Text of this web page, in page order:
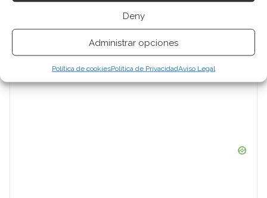
Deny
Administrar opciones
Política de cookiesPolítica de PrivacidadAviso Legal